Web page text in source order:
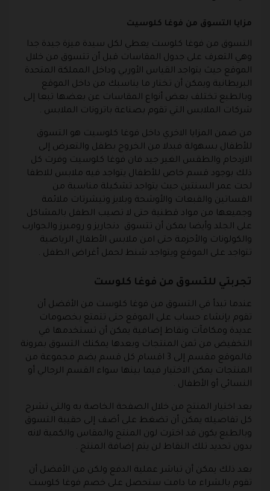
مزايا التسوق من فوغا كلوسيت
التسوق من فوغا كلوست يعطي لكل سيدة ميزة جيدة جدا
وهي التعرف على جدول المقاسات قبل أن تتسوق من خلال
الموقع حيث يتواجد القياس الأوربي وداخل المملكة المتحدة
البريطانية ويمكن أن تختار ما يناسبك من داخل الموقع
وبالطبع تختلف بعض أنواع المقاسات عن بعضها تبعا إلى
شركات الملابس التي تقوم بصناعة باترونات الملابس .
من ضمن المزايا الاخري داخل فوغا كلوسيت هو التسوق
للأطفال بسهولة فبدلا من الخروج بطفل والتعرض إلى
الازدحام والطقس الغير جيد فان فوغا كلوسيت وفرت كل
ذلك بوجود قسم خاص للأطفال يتواجد فيه ملابس للاطفا
لحت عمر السنتين حيث يتواجد تشكيلة مناسبة من
الفساتين والقبعات والأوشحة وبلايز وتيشرتات ملائمة
وجميعها من مواد قطنية حتى لا تصيب الطفل بالمشاكل
على الجلد وأيضا يمكن أن تتسوق دنجاريز و رومبرز والجوارب
والكولونات والأحزمة حتى امن ملابس الأطفال الرياضية
تتواجد على الموقع ويتواجد شنط لحمل أغراض الطفل .
تجربتي للتسوق من فوغا كلوست
عندما تبدأ في التسوق من فوغا كلوست من الأفضل أن
تقوم بإنشاء حساب على الموقع حتى تتمتع بخصومات
عديدة ومكافآت ونقاط إضافية يمكن أن تستخدمها في
التخفيض من ثمن المنتجات وبعدها يمكنك التسوق بمرونة
فالموقع مقسم إلى 3 اقسام كل قسم يضم مجموعة من
المنتجات يمكن الاختيار فيما بينها سواء القسم الرجالي أو
النسائي أو الأطفال .
بعد اختيار المنتج من خلال الصفحة الخاصة به والتي تشرح
كل تفاصيله يمكن أن تضغط على أضف إلى حقيبة التسوق
وبالطبع يكون قد اخترت لون المنتج والمقاس والكمية لانه
بدون تحديد تلك النقاط لن يتم إضافة المنتج .
بعد ذلك يمكن أن تباشر عملية الدفع ولكن من الأفضل أن
تقوم بالشراء ما دامت ستحصل على خصم فوغا كلوست